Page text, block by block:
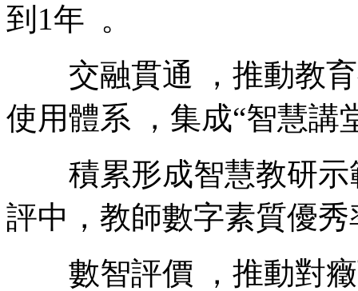
到1年  。
交融貫通 ，推動教
使用體系 ，集成“智慧講
積累形成智慧教研示範
評中，教師數字素質優
數智評價 ，推動對癥